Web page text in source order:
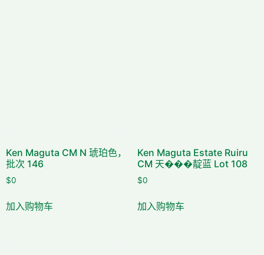
Ken Maguta CM N 琥珀色，
批次 146
$0
加入购物车
Ken Maguta Estate Ruiru
CM 天���靛蓝 Lot 108
$0
加入购物车